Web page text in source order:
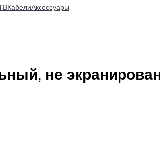
КабелиАксессуары
не